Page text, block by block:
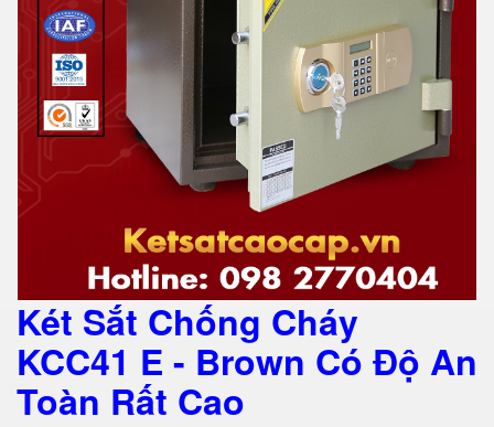
Két Sắt Chống Cháy
KCC41 E - Brown Có Độ An
Toàn Rất Cao